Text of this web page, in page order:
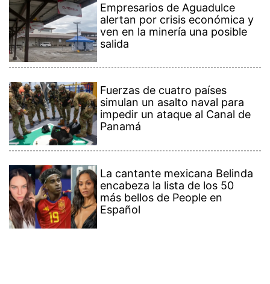
Empresarios de Aguadulce
alertan por crisis económica y
ven en la minería una posible
salida
Fuerzas de cuatro países
simulan un asalto naval para
impedir un ataque al Canal de
Panamá
La cantante mexicana Belinda
encabeza la lista de los 50
más bellos de People en
Español